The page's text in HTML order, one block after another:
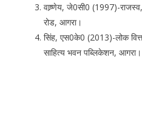
वाष्र्णेय, जे0सी0 (1997)-
रोड, आगरा।
सिंह, एस0के0 (2013)-लोक वित्त
साहित्य भवन पब्लिकेशन, आगरा।